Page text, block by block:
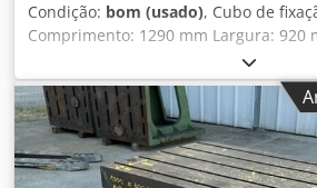
Condição: bom (usado), Cubo de
Comprimento: 1290 mm Largura: 920
Dimensões das ranhuras em T: 42 x 25
ranhuradas Dodpozmw Tlsfx Ahrock